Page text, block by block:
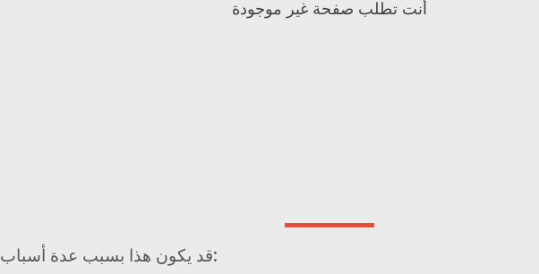
أنت تطلب صفحة غير موجودة
قد يكون هذا بسبب عدة أسباب: